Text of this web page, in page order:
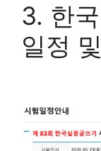
3. 한
일정